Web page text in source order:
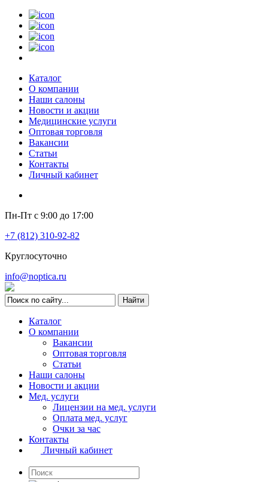
Каталог
О компании
Наши салоны
Новости и акции
Медицинские услуги
Оптовая торговля
Вакансии
Статьи
Контакты
Личный кабинет
Пн-Пт с 9:00 до 17:00
+7 (812) 310-92-82
Круглосуточно
info@noptica.ru
Каталог
О компании
Вакансии
Оптовая торговля
Статьи
Наши салоны
Новости и акции
Мед. услуги
Лицензии на мед. услуги
Оплата мед. услуг
Очки за час
Контакты
Личный кабинет